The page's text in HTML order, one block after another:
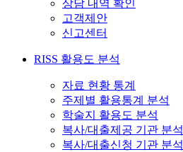
상담 내역 확인
고객제안
신고센터
RISS 활용도 분석
자료 현황 통계
주제별 활용통계 분석
학술지 활용도 분석
복사/대출제공 기관 분석
복사/대출신청 기관 분석